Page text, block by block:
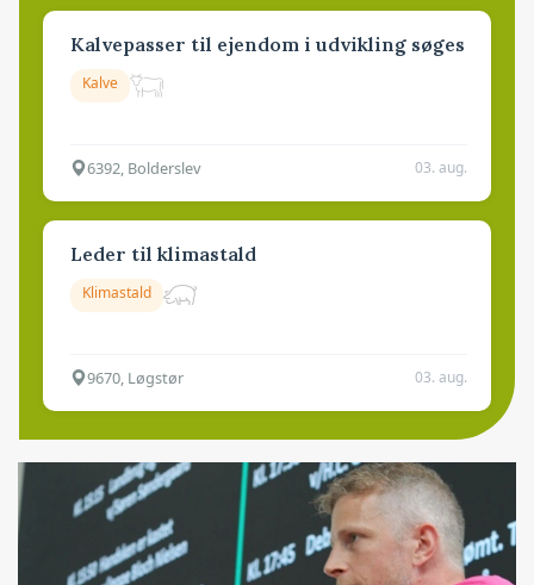
Kalvepasser til ejendom i udvikling søges
Kalve
6392, Bolderslev 03. aug.
Leder til klimastald
Klimastald
9670, Løgstør 03. aug.